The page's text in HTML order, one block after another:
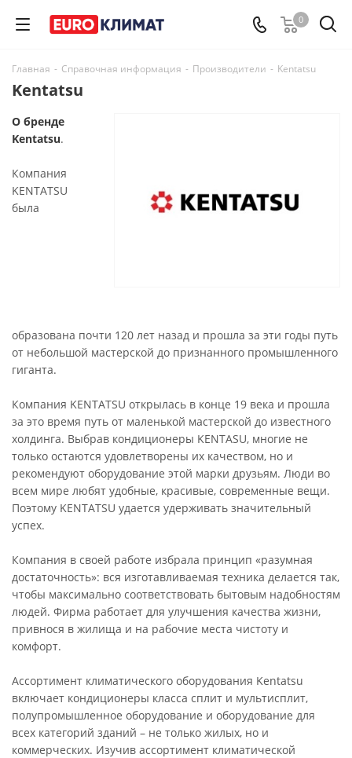
0
Главная - Справочная информация - Производители - Kentatsu
Kentatsu
О бренде
Kentatsu.
Компания
KENTATSU
была
образована почти 120 лет назад и прошла за эти годы путь
от небольшой мастерской до признанного промышленного
гиганта.
Компания KENTATSU открылась в конце 19 века и прошла
за это время путь от маленькой мастерской до известного
холдинга. Выбрав кондиционеры KENTASU, многие не
только остаются удовлетворены их качеством, но и
рекомендуют оборудование этой марки друзьям. Люди во
всем мире любят удобные, красивые, современные вещи.
Поэтому KENTATSU удается удерживать значительный
успех.
Компания в своей работе избрала принцип «разумная
достаточность»: вся изготавливаемая техника делается так,
чтобы максимально соответствовать бытовым надобностям
людей. Фирма работает для улучшения качества жизни,
привнося в жилища и на рабочие места чистоту и
комфорт.
Ассортимент климатического оборудования Kentatsu
включает кондиционеры класса сплит и мультисплит,
полупромышленное оборудование и оборудование для
всех категорий зданий – не только жилых, но и
коммерческих. Изучив ассортимент климатической